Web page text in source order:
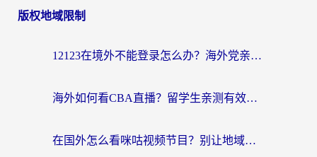
版权地域限制
12123在境外不能登录怎么办？海外党亲测有效的回国加速方案
海外如何看CBA直播？留学生亲测有效的体育赛事观看指南
在国外怎么看咪咕视频节目？别让地域限制挡住你的追剧自由